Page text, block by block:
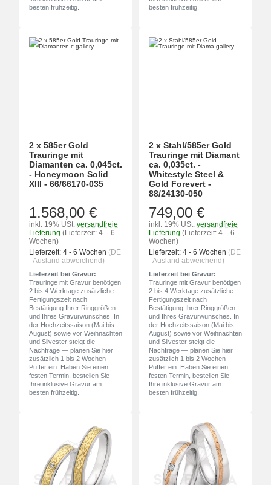
besten frühzeitig.
besten frühzeitig.
2 x 585er Gold
Trauringe mit
Diamanten ca. 0,045ct.
- Honeymoon Solid
XIII - 66/66170-035
1.568,00 €
inkl. 19% USt. versandfreie
Lieferung (Lieferzeit: 4 – 6
Wochen)
Lieferzeit: 4 - 6 Wochen (DE
- Ausland abweichend)
Lieferzeit bei Gravur:
Trauringe mit Gravur benötigen
2 bis 4 Werktage zusätzliche
Fertigungszeit nach
Bestätigung Ihrer Ringgrößen
und Ihres Gravurwunsches. In
der Hochzeitssaison (Mai bis
August) sowie vor Weihnachten
und Silvester steigt die
Nachfrage — planen Sie hier
zusätzlich 1 bis 2 Wochen
Puffer ein. Haben Sie einen
festen Termin, bestellen Sie
Ihre inklusive Gravur am
besten frühzeitig.
2 x Stahl/585er Gold
Trauringe mit Diamant
ca. 0,035ct. -
Whitestyle Steel &
Gold Forevert -
88/24130-050
749,00 €
inkl. 19% USt. versandfreie
Lieferung (Lieferzeit: 4 – 6
Wochen)
Lieferzeit: 4 - 6 Wochen (DE
- Ausland abweichend)
Lieferzeit bei Gravur:
Trauringe mit Gravur benötigen
2 bis 4 Werktage zusätzliche
Fertigungszeit nach
Bestätigung Ihrer Ringgrößen
und Ihres Gravurwunsches. In
der Hochzeitssaison (Mai bis
August) sowie vor Weihnachten
und Silvester steigt die
Nachfrage — planen Sie hier
zusätzlich 1 bis 2 Wochen
Puffer ein. Haben Sie einen
festen Termin, bestellen Sie
Ihre inklusive Gravur am
besten frühzeitig.